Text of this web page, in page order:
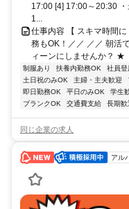
17:00 [4] 17:00～20:30
1...
仕事内容 【 スキマ時間
務もOK！／／ ／／ 朝活
ィーンにしませんか？ ★
制服あり 扶養内勤務OK 社員登
土日祝のみOK
主婦・主夫歓迎
即日勤務OK
平日のみOK 学生
ブランクOK
交通費支給 長期歓
同じ企業の求人
アル